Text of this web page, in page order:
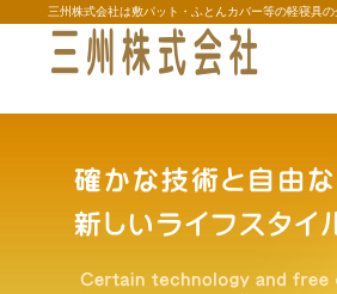
三州株式会社は敷パット・ふとんカバー等の軽寝具の